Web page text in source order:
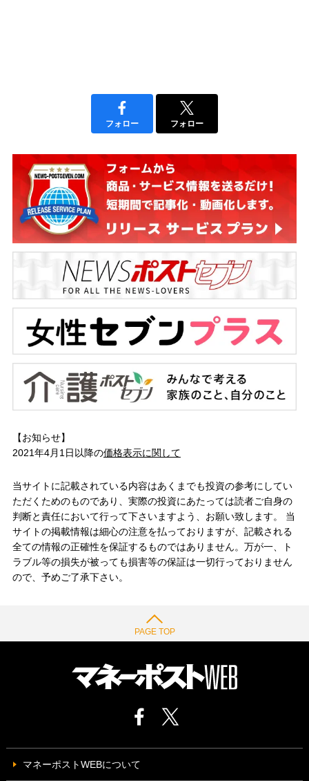
フォロー フォロー
【お知らせ】
2021年4月1日以降の価格表示に関して
当サイトに記載されている内容はあくまでも投資の参考にしてい
ただくためのものであり、実際の投資にあたっては読者ご自身の
判断と責任において行って下さいますよう、お願い致します。 当
サイトの掲載情報は細心の注意を払っておりますが、記載される
全ての情報の正確性を保証するものではありません。万が一、ト
ラブル等の損失が被っても損害等の保証は一切行っておりません
ので、予めご了承下さい。
PAGE TOP
マネーポストWEBについて